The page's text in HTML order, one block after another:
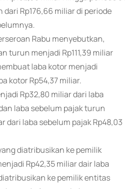
Rp176,66 miliar di periode
Rabu menyebutkan,
turun menjadi Rp111,39 miliar
laba kotor menjadi
kotor Rp54,37 miliar.
Rp32,80 miliar dari laba
laba sebelum pajak turun
dari laba sebelum pajak Rp48,03
diatribusikan ke pemilik
Rp42,35 miliar dair laba
ke pemilik entitas